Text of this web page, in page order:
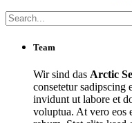
Team
Wir sind das Arctic
consetetur sadipscing
invidunt ut labore et
voluptua. At vero eos